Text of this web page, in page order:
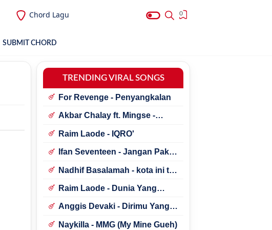
Chord Lagu 0
SUBMIT CHORD
TRENDING VIRAL SONGS
For Revenge - Penyangkalan
Akbar Chalay ft. Mingse -
Raim Laode - IQRO'
Ifan Seventeen - Jangan Paksa
Nadhif Basalamah - kota ini tak
Raim Laode - Dunia Yang
Anggis Devaki - Dirimu Yang
Naykilla - MMG (My Mine Gueh)